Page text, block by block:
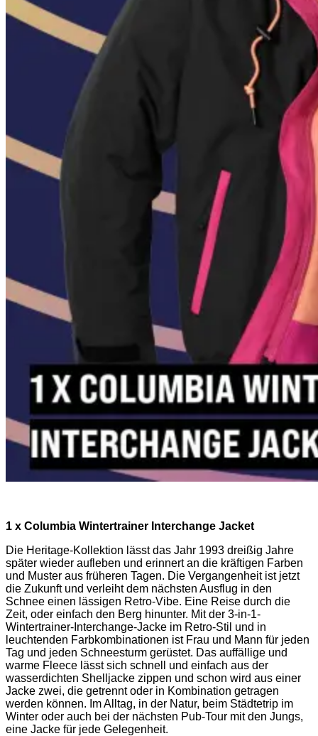
1 x Columbia Wintertrainer Interchange Jacket
Die Heritage-Kollektion lässt das Jahr 1993 dreißig Jahre
später wieder aufleben und erinnert an die kräftigen Farben
und Muster aus früheren Tagen. Die Vergangenheit ist jetzt
die Zukunft und verleiht dem nächsten Ausflug in den
Schnee einen lässigen Retro-Vibe. Eine Reise durch die
Zeit, oder einfach den Berg hinunter. Mit der 3-in-1-
Wintertrainer-Interchange-Jacke im Retro-Stil und in
leuchtenden Farbkombinationen ist Frau und Mann für jeden
Tag und jeden Schneesturm gerüstet. Das auffällige und
warme Fleece lässt sich schnell und einfach aus der
wasserdichten Shelljacke zippen und schon wird aus einer
Jacke zwei, die getrennt oder in Kombination getragen
werden können. Im Alltag, in der Natur, beim Städtetrip im
Winter oder auch bei der nächsten Pub-Tour mit den Jungs,
eine Jacke für jede Gelegenheit.